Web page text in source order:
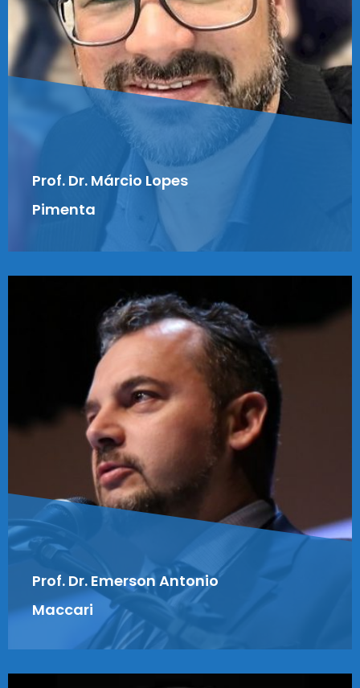
Prof. Dr. Márcio Lopes
Pimenta
Prof. Dr. Emerson Antonio
Maccari